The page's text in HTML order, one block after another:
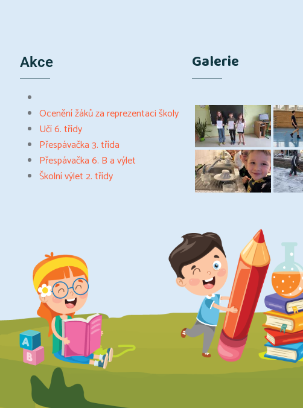
Akce
Ocenění žáků za reprezentaci školy
Učí 6. třídy
Přespávačka 3. třída
Přespávačka 6. B a výlet
Školní výlet 2. třídy
Galerie